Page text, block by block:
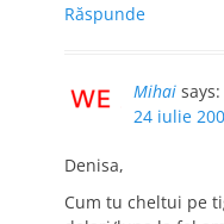
Răspunde
Mihai says:
24 iulie
Denisa,
Cum tu cheltui pe